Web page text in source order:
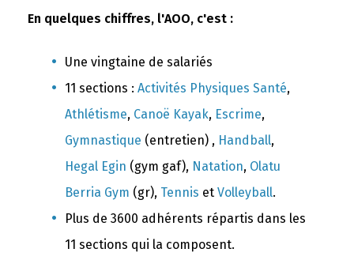
En quelques chiffres, l'AOO, c'est :
Une vingtaine de salariés
11 sections : Activités Physiques Santé,
Athlétisme, Canoë Kayak, Escrime,
Gymnastique (entretien) , Handball,
Hegal Egin (gym gaf), Natation, Olatu
Berria Gym (gr), Tennis et Volleyball.
Plus de 3600 adhérents répartis dans les
11 sections qui la composent.